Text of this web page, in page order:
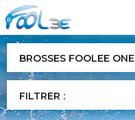
BROSSES FOOLEE ONE
FILTRER :